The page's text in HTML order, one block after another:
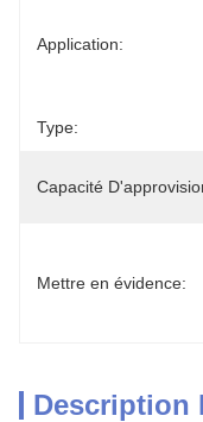
Application:
Type:
Capacité
Mettre en évidence:
Description